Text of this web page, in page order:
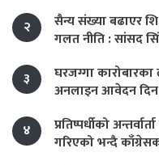
२
सैन्य संख्या बढाएर
गलत नीति : सांसद
३
घरजग्गा कारोबारका
अनलाइन आवेदन
४
प्रतिष्पर्धीको
गरिएको भन्दै